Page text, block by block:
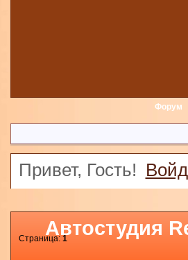
Форум
Привет, Гость!
Автостудия
Страница:1